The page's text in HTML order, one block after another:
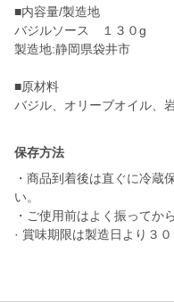
■内容量/製造地
バジルソース １３０g
製造地:静岡県袋井市
■原材料
バジル、オリーブオイル、
保存方法
・商品到着後は直ぐに冷蔵
い。
・ご使用前はよく振ってか
· 賞味期限は製造日より３